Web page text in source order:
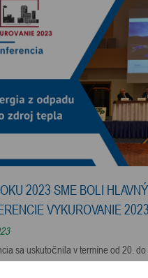
2023 SME BOLI
VYKUROVANIE 2023
sa uskutočnila v termíne od 20.
Bellevue vo Vysokých Tatrách.